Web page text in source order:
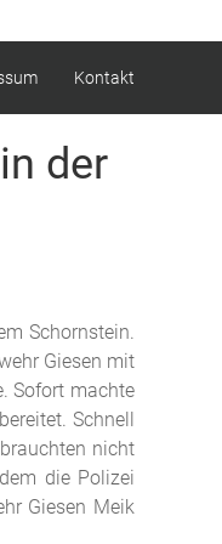
Kontakt
der
Schornstein.
Giesen mit
Sofort machte
Schnell
nicht
die Polizei
Giesen Meik